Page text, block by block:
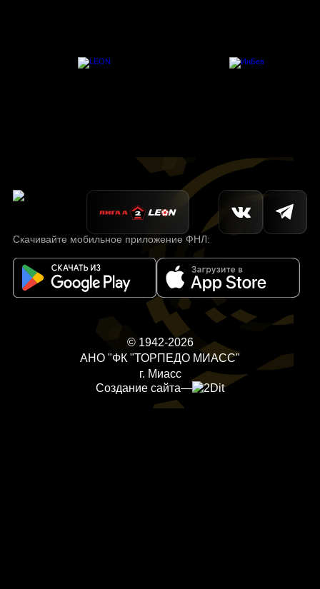
Скачивайте мобильное приложение ФНЛ:
© 1942-2026
АНО "ФК "ТОРПЕДО МИАСС"
г. Миасс
Создание сайта—